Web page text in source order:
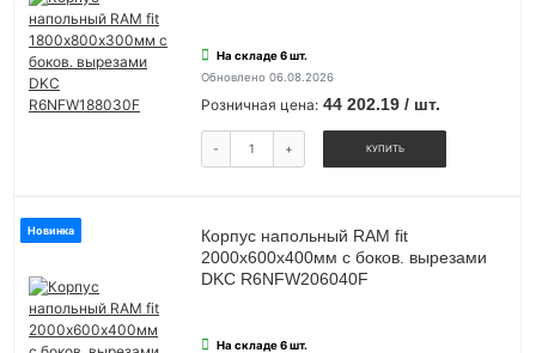
На складе 6 шт.
Обновлено 06.08.2026
Розничная цена: 44 202.19 / шт.
- + КУПИТЬ
Новинка
Корпус напольный RAM fit
2000х600х400мм с боков. вырезами
DKC R6NFW206040F
На складе 6 шт.